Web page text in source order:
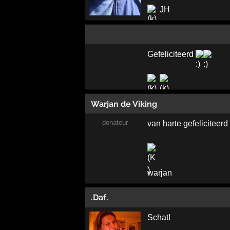
JH
Gefeliciteerd
Warjan de Viking
donateur van harte gefeliciteerd
warjan
.Daf.
Schat!